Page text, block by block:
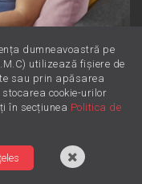
furie sau
dumneavoastră pe
utilizează fișiere de
sau prin apăsarea
cookie-urilor
în secțiunea Politica de